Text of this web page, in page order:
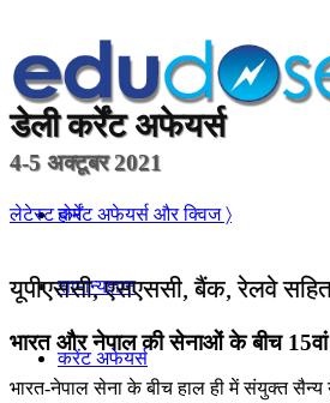
होम
सामान्यज्ञान
करेंट अफेयर्स
डेली कर्रेंट अफेयर्स
4-5 अक्टूबर 2021
लेटेस्ट कर्रेंट अफेयर्स और क्विज 〉
यूपीएससी, एसएससी, बैंक, रेलवे सहित
भारत और नेपाल की सेनाओं के बीच
भारत-नेपाल सेना के बीच हाल ही में संयुक्त सैन्य